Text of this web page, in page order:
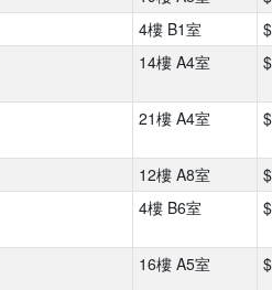
4樓 B1室
14樓 A4室
21樓 A4室
12樓 A8室
4樓 B6室
16樓 A5室